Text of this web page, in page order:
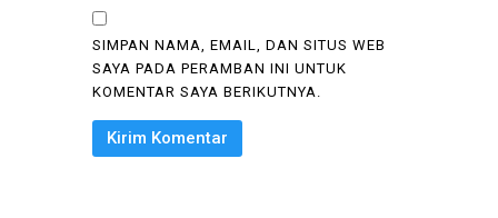
SIMPAN NAMA, EMAIL, DAN SITUS WEB
SAYA PADA PERAMBAN INI UNTUK
KOMENTAR SAYA BERIKUTNYA.